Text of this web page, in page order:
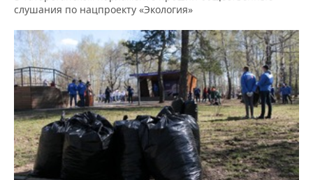
слушания по нацпроекту «Экология»